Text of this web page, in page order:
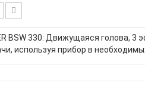
BSW 330: Движущаяся голова, 3
используя прибор в